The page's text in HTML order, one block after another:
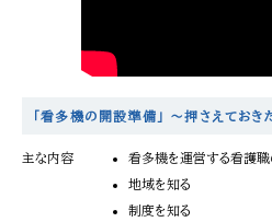
「看多機の開設準備」 〜押さえておき
主な内容
看多機を運営する看護職
地域を知る
制度を知る